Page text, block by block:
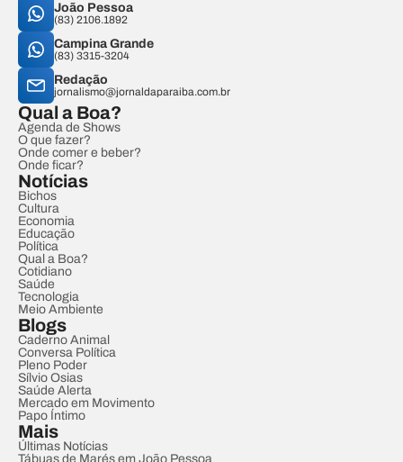
João Pessoa
(83) 2106.1892
Campina Grande
(83) 3315-3204
Redação
jornalismo@jornaldaparaiba.com.br
Qual a Boa?
Agenda de Shows
O que fazer?
Onde comer e beber?
Onde ficar?
Notícias
Bichos
Cultura
Economia
Educação
Política
Qual a Boa?
Cotidiano
Saúde
Tecnologia
Meio Ambiente
Blogs
Caderno Animal
Conversa Política
Pleno Poder
Sílvio Osias
Saúde Alerta
Mercado em Movimento
Papo Íntimo
Mais
Últimas Notícias
Tábuas de Marés em João Pessoa